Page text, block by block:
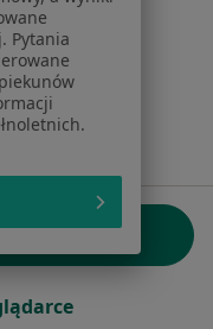
karcie
w nowej karcie
się w nowej
nowej karcie
się w nowej karcie
otwiera się w nowej
,Argentina
się w nowej
(DSA) art. 24:
- Czerwiec 2026
lekarza i umów
Pytania